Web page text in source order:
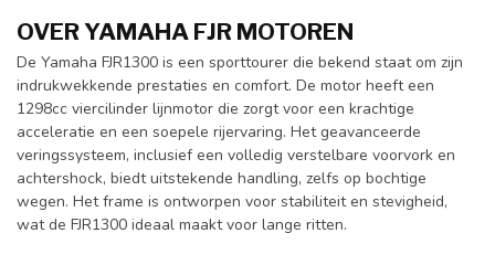
OVER YAMAHA FJR MOTOREN
De Yamaha FJR1300 is een sporttourer die bekend staat om zijn
indrukwekkende prestaties en comfort. De motor heeft een
1298cc viercilinder lijnmotor die zorgt voor een krachtige
acceleratie en een soepele rijervaring. Het geavanceerde
veringssysteem, inclusief een volledig verstelbare voorvork en
achtershock, biedt uitstekende handling, zelfs op bochtige
wegen. Het frame is ontworpen voor stabiliteit en stevigheid,
wat de FJR1300 ideaal maakt voor lange ritten.